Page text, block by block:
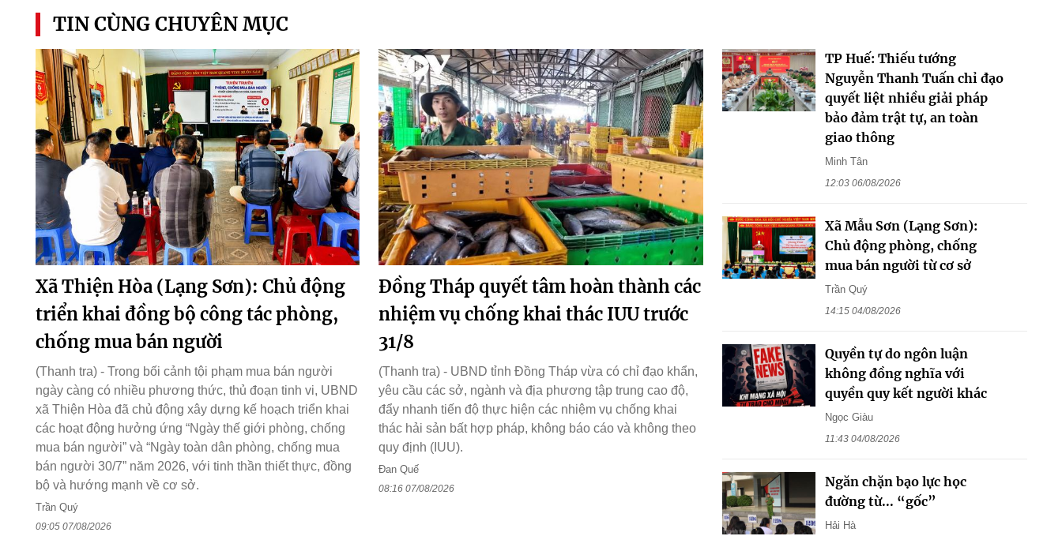
TIN CÙNG CHUYÊN MỤC
Xã Thiện Hòa (Lạng Sơn): Chủ động
triển khai đồng bộ công tác phòng,
chống mua bán người
(Thanh tra) - Trong bối cảnh tội phạm mua bán người
ngày càng có nhiều phương thức, thủ đoạn tinh vi, UBND
xã Thiện Hòa đã chủ động xây dựng kế hoạch triển khai
các hoạt động hưởng ứng “Ngày thế giới phòng, chống
mua bán người” và “Ngày toàn dân phòng, chống mua
bán người 30/7” năm 2026, với tinh thần thiết thực, đồng
bộ và hướng mạnh về cơ sở.
Trần Quý
09:05 07/08/2026
Đồng Tháp quyết tâm hoàn thành các
nhiệm vụ chống khai thác IUU trước
31/8
(Thanh tra) - UBND tỉnh Đồng Tháp vừa có chỉ đạo khẩn,
yêu cầu các sở, ngành và địa phương tập trung cao độ,
đẩy nhanh tiến độ thực hiện các nhiệm vụ chống khai
thác hải sản bất hợp pháp, không báo cáo và không theo
quy định (IUU).
Đan Quế
08:16 07/08/2026
TP Huế: Thiếu tướng
Nguyễn Thanh Tuấn chỉ đạo
quyết liệt nhiều giải pháp
bảo đảm trật tự, an toàn
giao thông
Minh Tân
12:03 06/08/2026
Xã Mẫu Sơn (Lạng Sơn):
Chủ động phòng, chống
mua bán người từ cơ sở
Trần Quý
14:15 04/08/2026
Quyền tự do ngôn luận
không đồng nghĩa với
quyền quy kết người khác
Ngọc Giàu
11:43 04/08/2026
Ngăn chặn bạo lực học
đường từ... “gốc”
Hải Hà